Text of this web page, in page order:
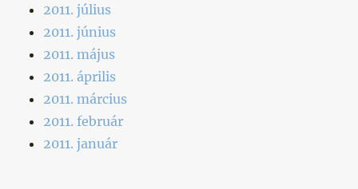
2011. július
2011. június
2011. május
2011. április
2011. március
2011. február
2011. január